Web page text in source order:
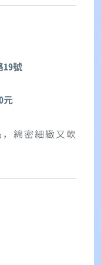
19號
元
綿密細緻又軟